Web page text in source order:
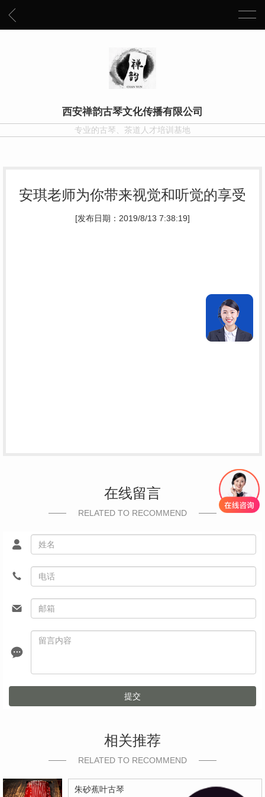
西安禅韵古琴文化传播有限公司
专业的古琴、茶道人才培训基地
安琪老师为你带来视觉和听觉的享受
[发布日期：2019/8/13 7:38:19]
在线留言
RELATED TO RECOMMEND
提交
相关推荐
RELATED TO RECOMMEND
朱砂蕉叶古琴